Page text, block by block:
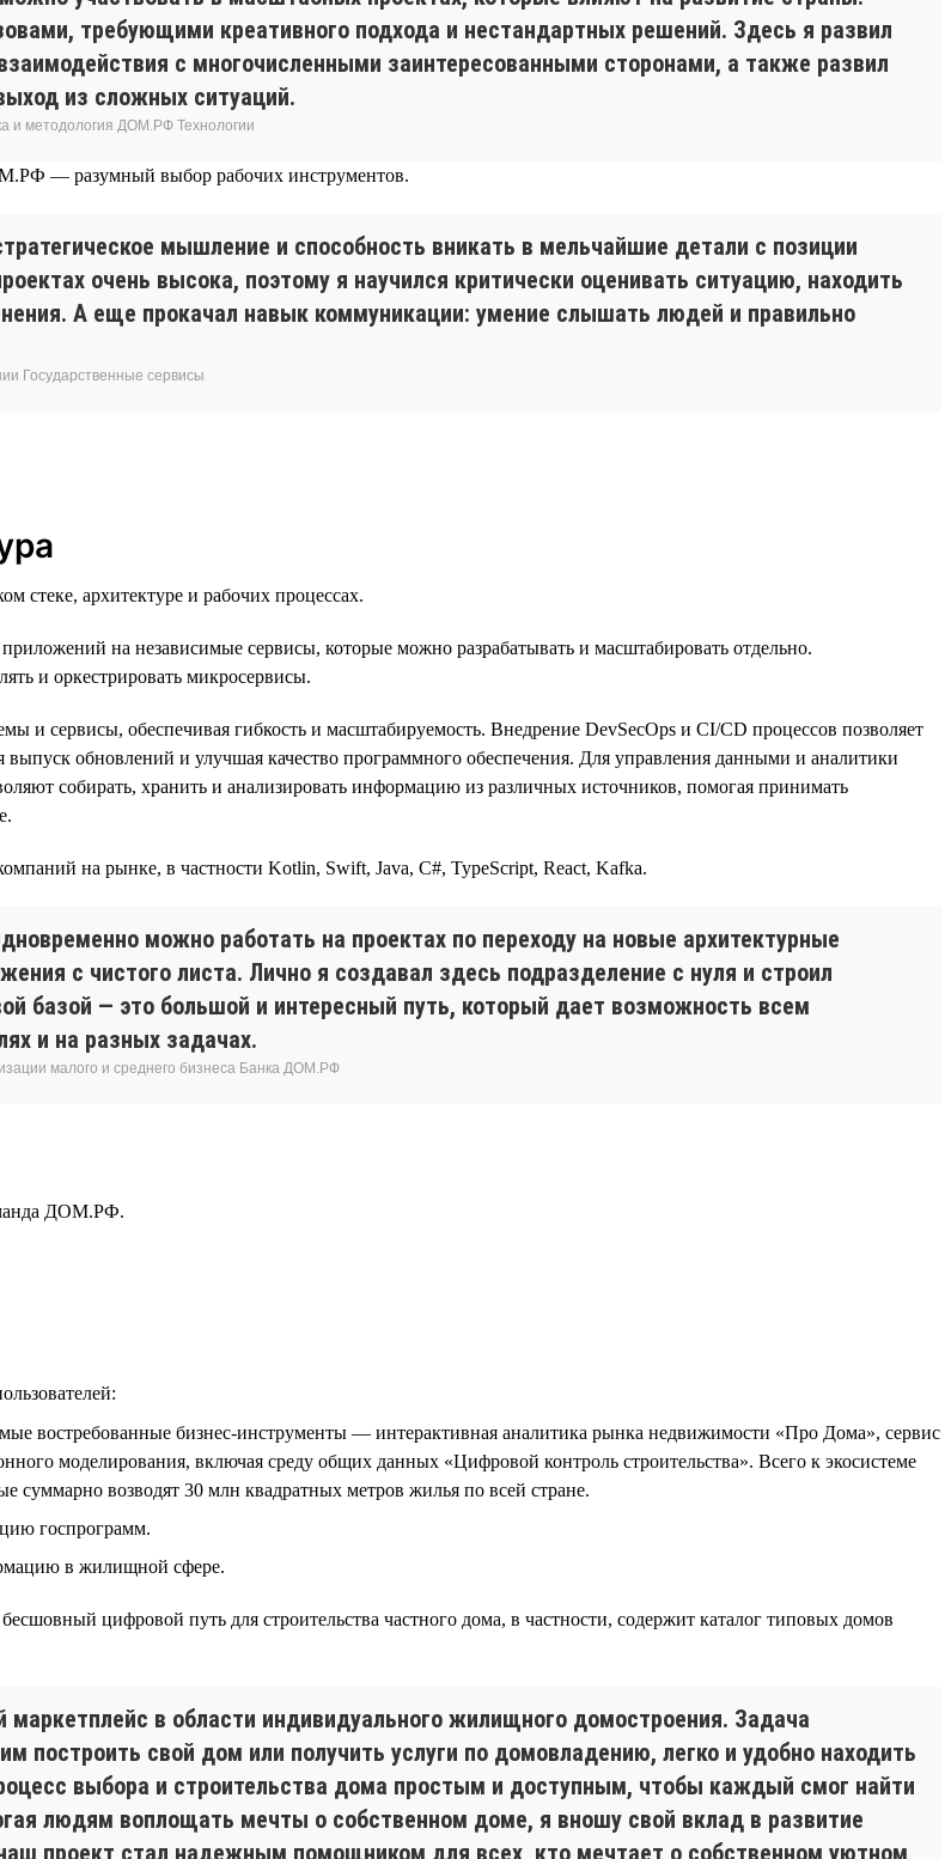
требующими креативного подхода и нестандартных решений. Здесь я развил
с многочисленными заинтересованными сторонами, а также развил
из сложных ситуаций.
и методология ДОМ.РФ Технологии
— разумный выбор рабочих инструментов.
мышление и способность вникать в мельчайшие детали с позиции
очень высока, поэтому я научился критически оценивать ситуацию, находить
А еще прокачал навык коммуникации: умение слышать людей и правильно
Государственные сервисы
архитектуре и рабочих процессах.
на независимые сервисы, которые можно разрабатывать и масштабировать отдельно.
и оркестрировать микросервисы.
и сервисы, обеспечивая гибкость и масштабируемость. Внедрение DevSecOps и CI/CD процессов позволяет
выпуск обновлений и улучшая качество программного обеспечения. Для управления данными и аналитики
собирать, хранить и анализировать информацию из различных источников, помогая принимать
на рынке, в частности Kotlin, Swift, Java, C#, TypeScript, React, Kafka.
можно работать на проектах по переходу на новые архитектурные
с чистого листа. Лично я создавал здесь подразделение с нуля и строил
базой — это большой и интересный путь, который дает возможность всем
и на разных задачах.
малого и среднего бизнеса Банка ДОМ.РФ
ДОМ.РФ.
востребованные бизнес-инструменты — интерактивная аналитика рынка недвижимости «Про Дома», сервис
моделирования, включая среду общих данных «Цифровой контроль строительства». Всего к экосистеме
суммарно возводят 30 млн квадратных метров жилья по всей стране.
госпрограмм.
в жилищной сфере.
цифровой путь для строительства частного дома, в частности, содержит каталог типовых домов
в области индивидуального жилищного домостроения. Задача
свой дом или получить услуги по домовладению, легко и удобно находить
выбора и строительства дома простым и доступным, чтобы каждый смог найти
людям воплощать мечты о собственном доме, я вношу свой вклад в развитие
проект стал надежным помощником для всех, кто мечтает о собственном уютном